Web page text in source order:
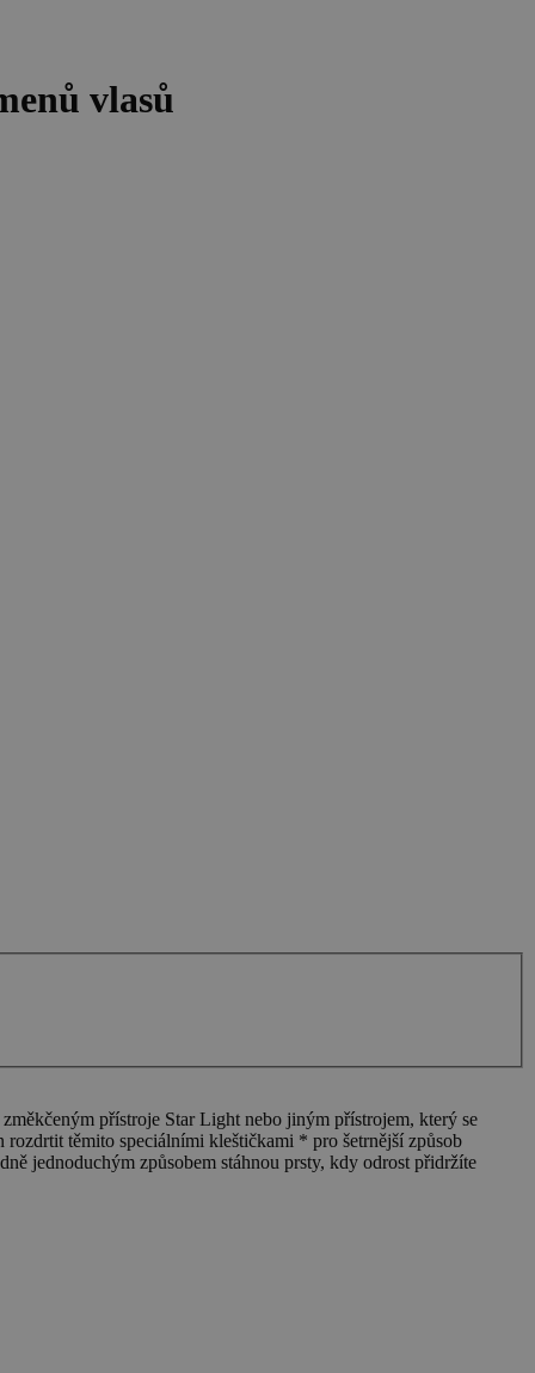
vlasů
přístroje Star Light nebo jiným přístrojem, který se
těmito speciálními kleštičkami * pro šetrnější způsob
jednoduchým způsobem stáhnou prsty, kdy odrost přidržíte